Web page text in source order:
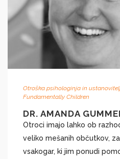
Otroška psihologinja in
Fundamentally Children
DR. AMANDA
​Otroci imajo lahko ob
veliko mešanih občutkov,
vsakogar, ki jim ponudi